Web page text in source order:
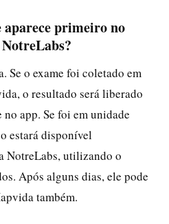
aparece primeiro no
Se o exame foi coletado em
o resultado será liberado
app. Se foi em unidade
estará disponível
NotreLabs, utilizando o
Após alguns dias, ele pode
também.